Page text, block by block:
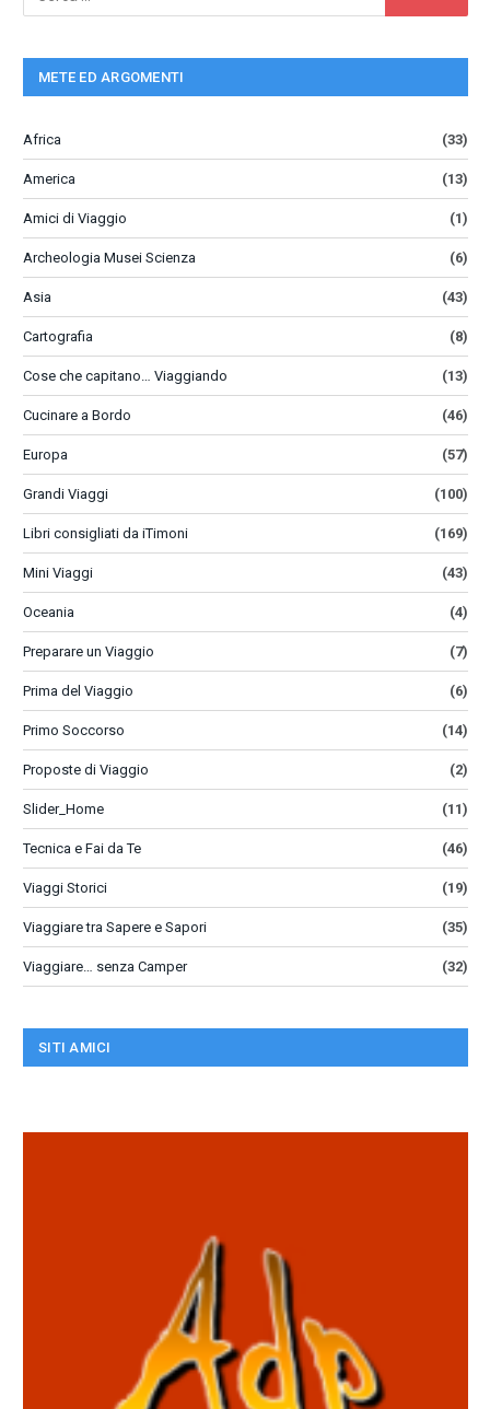
METE ED ARGOMENTI
Africa (33)
America (13)
Amici di Viaggio (1)
Archeologia Musei Scienza (6)
Asia (43)
Cartografia (8)
Cose che capitano… Viaggiando (13)
Cucinare a Bordo (46)
Europa (57)
Grandi Viaggi (100)
Libri consigliati da iTimoni (169)
Mini Viaggi (43)
Oceania (4)
Preparare un Viaggio (7)
Prima del Viaggio (6)
Primo Soccorso (14)
Proposte di Viaggio (2)
Slider_Home (11)
Tecnica e Fai da Te (46)
Viaggi Storici (19)
Viaggiare tra Sapere e Sapori (35)
Viaggiare… senza Camper (32)
SITI AMICI